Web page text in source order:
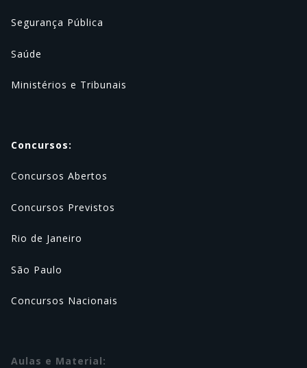
Segurança Pública
Saúde
Ministérios e Tribunais
Concursos:
Concursos Abertos
Concursos Previstos
Rio de Janeiro
São Paulo
Concursos Nacionais
Aulas e Material: